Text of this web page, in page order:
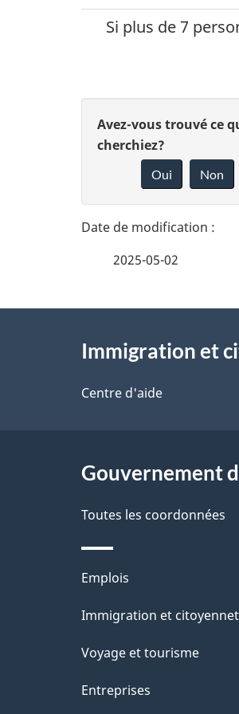
Si plus de 7
D
é
a
l
s
d
a
p
a
g
e
D
n
v
o
r
o
a
c
t
Avez-vous trouvé ce
cherchiez?
Oui Non
2025-05-02
proposImmigration et
Centre d'aide
Gouvernement
Toutes les coordonnées
Thèmes
et
Emplois
Immigration et
Voyage et tourisme
Entreprises